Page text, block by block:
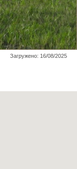
Загружено: 16/08/2025